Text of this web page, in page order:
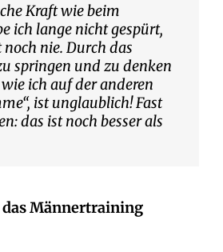
Kraft wie beim
ich lange nicht gespürt,
nie. Durch das
springen und zu denken
ich auf der anderen
ist unglaublich! Fast
das ist noch besser als
Männertraining